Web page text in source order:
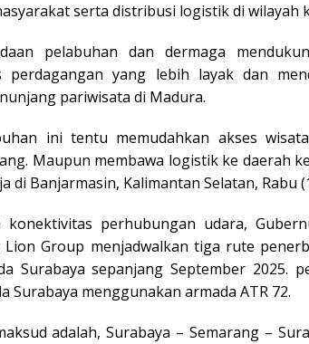
serta distribusi logistik di wilayah
pelabuhan dan dermaga
perdagangan yang lebih layak dan
pariwisata di Madura.
ini tentu memudahkan akses
Maupun membawa logistik ke daerah
di Banjarmasin, Kalimantan Selatan, Rabu
perhubungan udara,
Lion Group menjadwalkan tiga rute
Surabaya sepanjang September 2025.
Surabaya menggunakan armada ATR 72.
adalah, Surabaya – Semarang –